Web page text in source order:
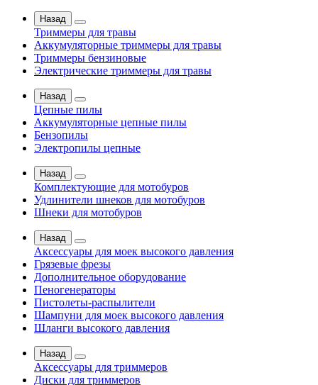
Назад
Триммеры для травы
Аккумуляторные триммеры для травы
Триммеры бензиновые
Электрические триммеры для травы
Назад
Цепные пилы
Аккумуляторные цепные пилы
Бензопилы
Электропилы цепные
Назад
Комплектующие для мотобуров
Удлинители шнеков для мотобуров
Шнеки для мотобуров
Назад
Аксессуары для моек высокого давления
Грязевые фрезы
Дополнительное оборудование
Пеногенераторы
Пистолеты-распылители
Шампуни для моек высокого давления
Шланги высокого давления
Назад
Аксессуары для триммеров
Диски для триммеров